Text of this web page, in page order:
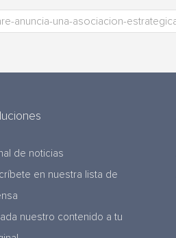
de noticias
en nuestra lista de
nuestro contenido a tu